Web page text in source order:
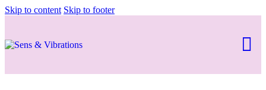
Skip to content Skip to footer